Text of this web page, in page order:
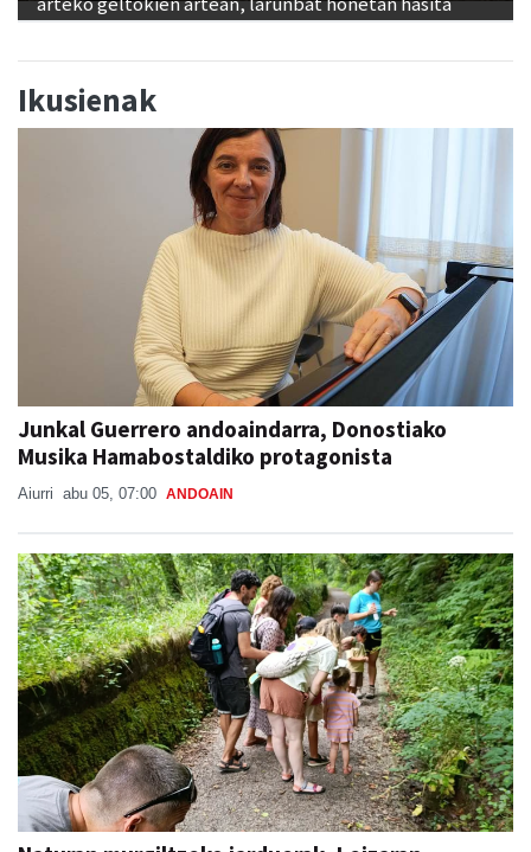
Ikusienak
Junkal Guerrero andoaindarra, Donostiako
Musika Hamabostaldiko protagonista
Aiurri abu 05, 07:00 ANDOAIN